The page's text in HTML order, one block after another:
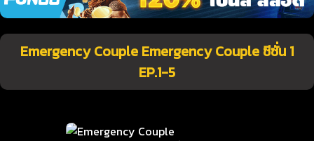
Emergency Couple Emergency Couple ซีซั่น 1
EP.1-5